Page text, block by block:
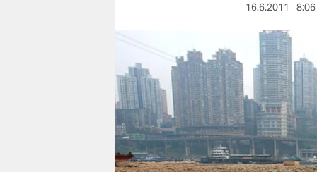
nord
wahrheit
verlag
verlag
16.6.2011